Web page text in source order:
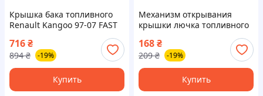
Крышка бака топливного
Renault Kangoo 97-07 FAST
716₴
894 ₴ -19%
Купить
Механизм открывания
крышки лючка топливного
бака Audi A3 03-13/A6 04-11
(электро) VIKA
168₴
209 ₴ -19%
Купить